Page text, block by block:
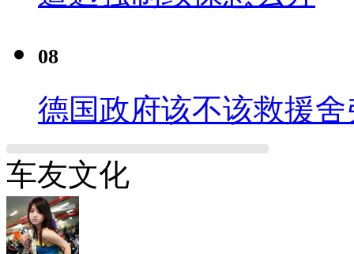
08
德国政府该不该救援舍
车友文化